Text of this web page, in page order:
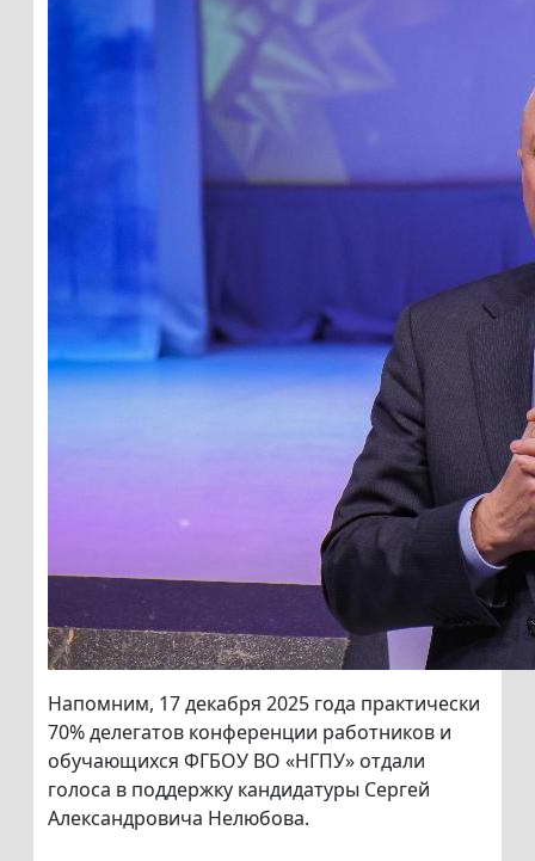
Напомним, 17 декабря 2025 года практически
70% делегатов конференции работников и
обучающихся ФГБОУ ВО «НГПУ» отдали
голоса в поддержку кандидатуры Сергей
Александровича Нелюбова.